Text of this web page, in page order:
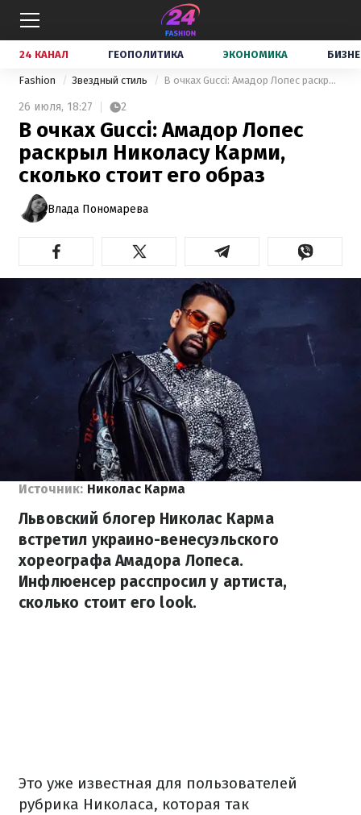
24 КАНАЛ ГЕОПОЛИТИКА ЭКОНОМИКА
Fashion Звездный стиль В очках Gucci: Амадор Лопес раскрыл Николасу Карми, сколько стоит его образ
26 июля, 18:27 2
В очках Gucci: Амадор Лопес
раскрыл Николасу Карми,
сколько стоит его образ
Влада Пономарева
Источник: Николас Карма
Львовский блогер Николас Карма
встретил украино-венесуэльского
хореографа Амадора Лопеса.
Инфлюенсер расспросил у артиста,
сколько стоит его look.
Это уже известная для пользователей
рубрика Николаса, которая так